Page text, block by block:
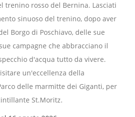
trenino rosso del Bernina. Lasciati
sinuoso del trenino, dopo aver
Borgo di Poschiavo, delle sue
campagne che abbracciano il
d'acqua tutto da vivere.
un'eccellenza della
delle marmitte dei Giganti, per
St.Moritz.